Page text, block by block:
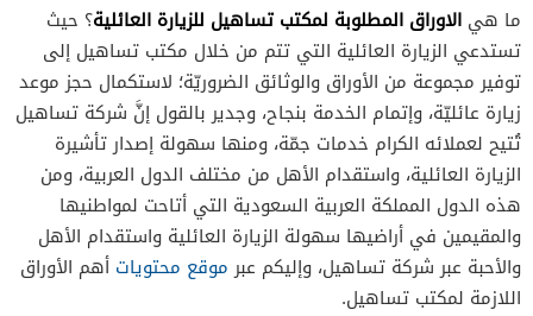
الوثائق المطلوبة لمكتب تساهيل لجميع أنواع
التأشيرات
الأوراق المطلوبة لمكتب تساهيل للزيارة التجارية
شركة تساهيل الأوراق المطلوبة لزيارة العمل 2026
الأوراق المطلوبة لحجز موعد تساهيل للاستقدام
2026
ما هي الاوراق المطلوبة لمكتب تساهيل للزيارة العائلية؟ حيث
تستدعي الزيارة العائلية التي تتم من خلال مكتب تساهيل إلى
توفير مجموعة من الأوراق والوثائق الضروريّة؛ لاستكمال حجز موعد
زيارة عائليّة، وإتمام الخدمة بنجاح، وجدير بالقول إنَّ شركة تساهيل
تُتيح لعملائه الكرام خدمات جمّة، ومنها سهولة إصدار تأشيرة
الزيارة العائلية، واستقدام الأهل من مختلف الدول العربية، ومن
هذه الدول المملكة العربية السعودية التي أتاحت لمواطنيها
والمقيمين في أراضيها سهولة الزيارة العائلية واستقدام الأهل
والأحبة عبر شركة تساهيل، وإليكم عبرموقع محتويات أهم الأوراق
اللازمة لمكتب تساهيل.